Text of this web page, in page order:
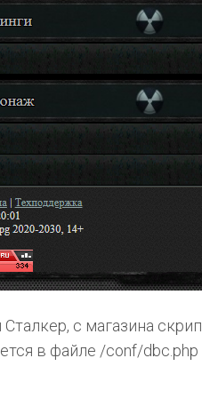
Сталкер, с магазина
в файле /conf/